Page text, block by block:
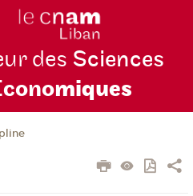
des Sciences
miques